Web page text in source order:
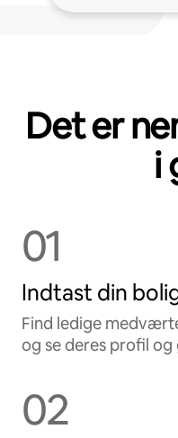
Det er
i
01
Indtast din
Find ledige
og se deres profil
02